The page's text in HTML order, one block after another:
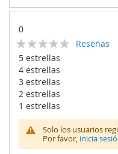
0
Calificación:
% of100
Reseñas
5 estrellas
4 estrellas
3 estrellas
2 estrellas
1 estrellas
Solo los usuarios
Por favor, inicia